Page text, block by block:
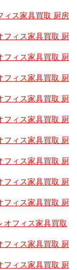
ィス家具買取 厨房
フィス家具買取 厨
フィス家具買取 厨
フィス家具買取 厨
フィス家具買取 厨
フィス家具買取 厨
フィス家具買取 厨
フィス家具買取 厨
フィス家具買取 厨
フィス家具買取 厨
オフィス家具買取
フィス家具買取 厨
フィス家具買取 厨